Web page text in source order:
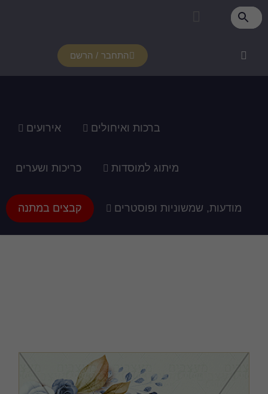
התחבר / הרשם
ברכות ואיחולים אירועים
מיתוג למוסדות כריכות ושערים
מודעות, שמשוניות ופוסטרים קבצים במתנה